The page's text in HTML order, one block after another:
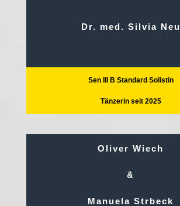
Dr. med. Silvia Neu
Sen III B Standard Solistin
Tänzerin seit 2025
Oliver Wiech
&
Manuela Strbeck